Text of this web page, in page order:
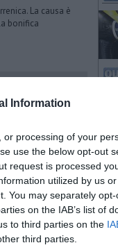
Information
processing of your
use the below opt-out
request is processed
utilized by us
You may separately
on the IAB’s list of
to third parties on the
third parties.
La causa è
bonifica
2017ORE 16:30
alternativa
2017ORE 15:22
regolati i